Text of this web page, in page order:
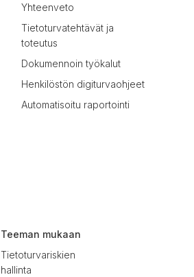
Yhteenveto
Tietoturvatehtävät ja
toteutus
Dokumennoin työkalut
Henkilöstön digiturvaohjeet
Automatisoitu raportointi
Teeman mukaan
Tietoturvariskien
hallinta